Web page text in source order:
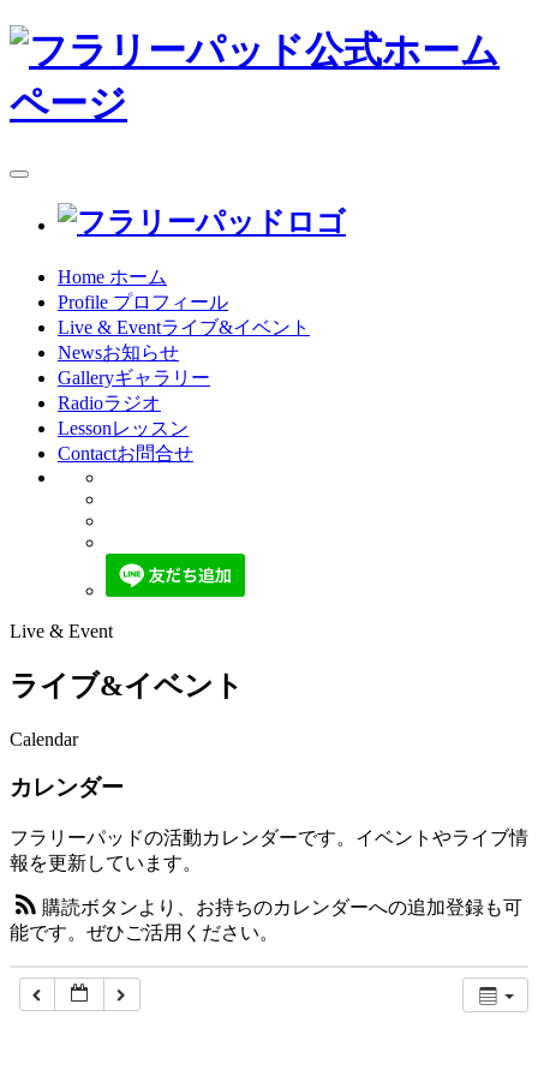
toggle
navigation
Home ホーム
Profile プロフィール
Live & Eventライブ&イベント
Newsお知らせ
Galleryギャラリー
Radioラジオ
Lessonレッスン
Contactお問合せ
Live & Event
ライブ&イベント
Calendar
カレンダー
フラリーパッドの活動カレンダーです。イベントやライブ情
報を更新しています。
購読ボタンより、お持ちのカレンダーへの追加登録も可
能です。ぜひご活用ください。